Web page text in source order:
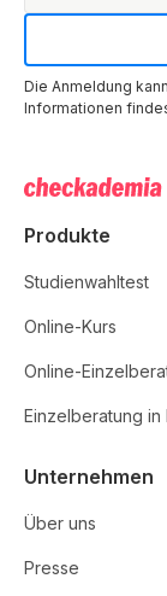
Die Anmeldung
Informationen
Produkte
Studienwahltest
Online-Kurs
Online-
Einzelberatung in
Unternehmen
Über uns
Presse